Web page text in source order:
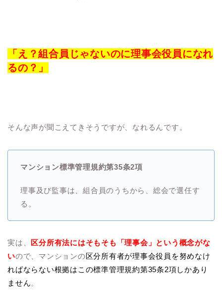
「え？組合員じゃないのに理事会役員になれ
るの？」
そんな声が聞こえてきそうですが、なれるんです。
マンション標準管理規約第35条2項
理事及び監事は、組合員のうちから、総会で選任す
る。
実は、
区分所有法にはそもそも「理事会」という概念がな
いので、マンションの区分所有者が理事会役員を努めなけ
ればならない根拠はこの標準管理規約第35条2項しかあり
ません。